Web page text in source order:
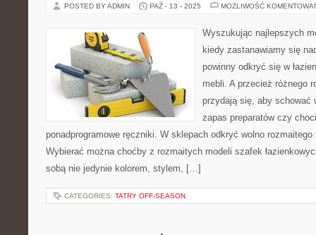
POSTED BY ADMIN PAŹ - 13 - 2025 MOŻLIWOŚĆ
Wyszukując najlepszych
kiedy zastanawiamy się
powinny odkryć się w
mebli. A przecież różnego
przydają się, aby
zapas preparatów czy
ponadprogramowe ręczniki. W sklepach odkryć wolno rozmaitego
Wybierać można choćby z rozmaitych modeli szafek
sobą nie jedynie kolorem, stylem, […]
CATEGORIES: TATRY OFF-SEASON